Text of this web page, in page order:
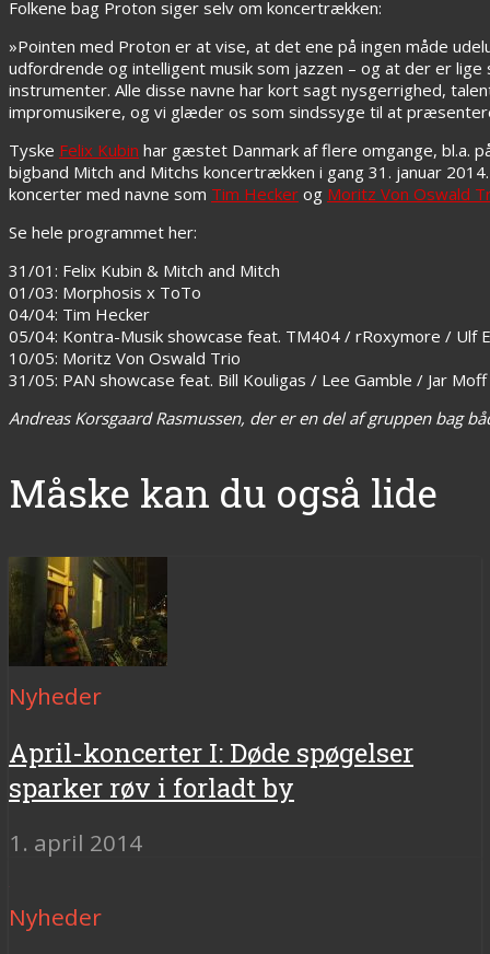
Folkene bag Proton siger selv om koncertrækken:
»Pointen med Proton er at vise, at det ene på ingen måde
udfordrende og intelligent musik som jazzen – og at der er
instrumenter. Alle disse navne har kort sagt nysgerrighed,
impromusikere, og vi glæder os som sindssyge til at
Tyske Felix Kubin har gæstet Danmark af flere omgange, bl.a.
bigband Mitch and Mitchs koncertrækken i gang 31. januar
koncerter med navne som Tim Hecker og Moritz Von Oswald
Se hele programmet her:
31/01: Felix Kubin & Mitch and Mitch
01/03: Morphosis x ToTo
04/04: Tim Hecker
05/04: Kontra-Musik showcase feat. TM404 / rRoxymore / Ulf
10/05: Moritz Von Oswald Trio
31/05: PAN showcase feat. Bill Kouligas / Lee Gamble / Jar Moff
Andreas Korsgaard Rasmussen, der er en del af gruppen bag
Måske kan du også lide
Nyheder
April-koncerter I: Døde spøgelser
sparker røv i forladt by
1. april 2014
Nyheder